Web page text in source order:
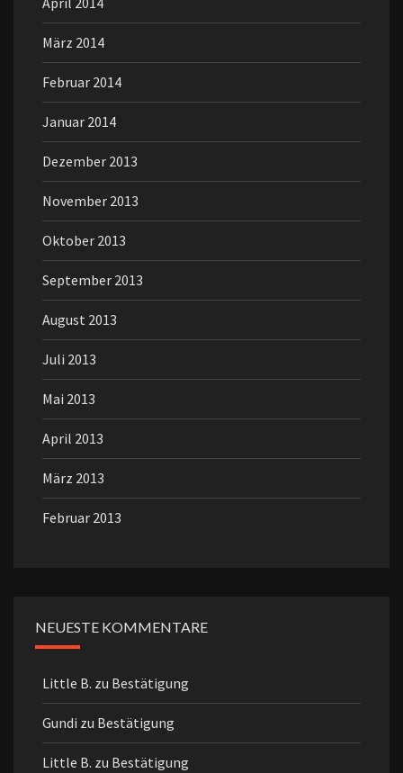
März 2014
Februar 2014
Januar 2014
Dezember 2013
November 2013
Oktober 2013
September 2013
August 2013
Juli 2013
Mai 2013
April 2013
März 2013
Februar 2013
NEUESTE KOMMENTARE
Little B. zu Bestätigung
Gundi zu Bestätigung
Little B. zu Bestätigung